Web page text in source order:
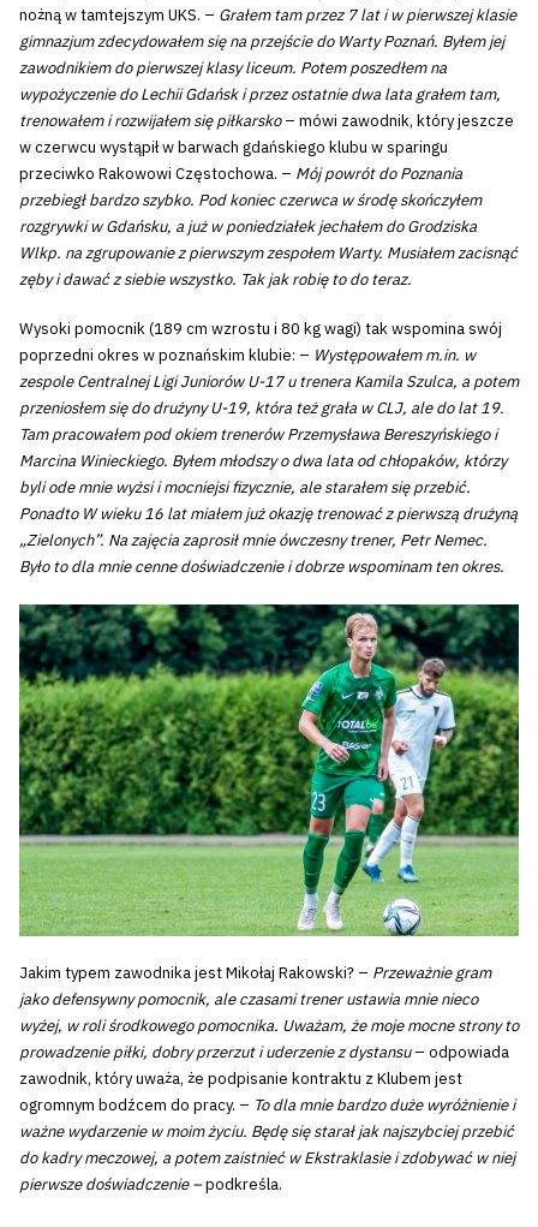
nożną w tamtejszym UKS. – Grałem tam przez 7 lat i w pierwszej klasie
gimnazjum zdecydowałem się na przejście do Warty Poznań. Byłem jej
zawodnikiem do pierwszej klasy liceum. Potem poszedłem na
wypożyczenie do Lechii Gdańsk i przez ostatnie dwa lata grałem tam,
trenowałem i rozwijałem się piłkarsko– mówi zawodnik, który jeszcze
w czerwcu wystąpił w barwach gdańskiego klubu w sparingu
przeciwko Rakowowi Częstochowa. – Mój powrót do Poznania
przebiegł bardzo szybko. Pod koniec czerwca w środę skończyłem
rozgrywki w Gdańsku, a już w poniedziałek jechałem do Grodziska
Wlkp. na zgrupowanie z pierwszym zespołem Warty. Musiałem zacisnąć
zęby i dawać z siebie wszystko. Tak jak robię to do teraz.
Wysoki pomocnik (189 cm wzrostu i 80 kg wagi) tak wspomina swój
poprzedni okres w poznańskim klubie: – Występowałem m.in. w
zespole Centralnej Ligi Juniorów U-17 u trenera Kamila Szulca, a potem
przeniosłem się do drużyny U-19, która też grała w CLJ, ale do lat 19.
Tam pracowałem pod okiem trenerów Przemysława Bereszyńskiego i
Marcina Winieckiego. Byłem młodszy o dwa lata od chłopaków, którzy
byli ode mnie wyżsi i mocniejsi fizycznie, ale starałem się przebić.
Ponadto W wieku 16 lat miałem już okazję trenować z pierwszą drużyną
„Zielonych”. Na zajęcia zaprosił mnie ówczesny trener, Petr Nemec.
Było to dla mnie cenne doświadczenie i dobrze wspominam ten okres.
Jakim typem zawodnika jest Mikołaj Rakowski? – Przeważnie gram
jako defensywny pomocnik, ale czasami trener ustawia mnie nieco
wyżej, w roli środkowego pomocnika. Uważam, że moje mocne strony to
prowadzenie piłki, dobry przerzut i uderzenie z dystansu– odpowiada
zawodnik, który uważa, że podpisanie kontraktu z Klubem jest
ogromnym bodźcem do pracy. – To dla mnie bardzo duże wyróżnienie i
ważne wydarzenie w moim życiu. Będę się starał jak najszybciej przebić
do kadry meczowej, a potem zaistnieć w Ekstraklasie i zdobywać w niej
pierwsze doświadczenie –podkreśla.